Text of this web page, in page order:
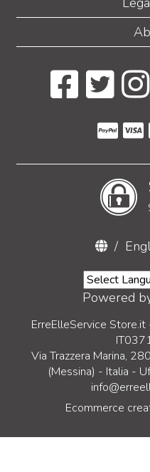
/
Powered
ErreElleService Store.it
Via Trazzera Marina,
(Messina) - Italia -
Ecommerce